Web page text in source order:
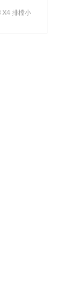
X4 排檔小